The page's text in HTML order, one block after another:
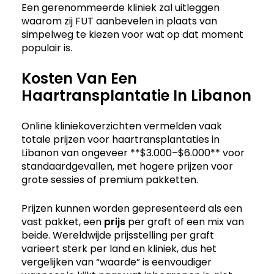
Een gerenommeerde kliniek zal uitleggen
waarom zij FUT aanbevelen in plaats van
simpelweg te kiezen voor wat op dat moment
populair is.
Kosten Van Een
Haartransplantatie In Libanon
Online kliniekoverzichten vermelden vaak
totale prijzen voor haartransplantaties in
Libanon van ongeveer **$3.000–$6.000** voor
standaardgevallen, met hogere prijzen voor
grote sessies of premium pakketten.
Prijzen kunnen worden gepresenteerd als een
vast pakket, een prijs per graft of een mix van
beide. Wereldwijde prijsstelling per graft
varieert sterk per land en kliniek, dus het
vergelijken van “waarde” is eenvoudiger